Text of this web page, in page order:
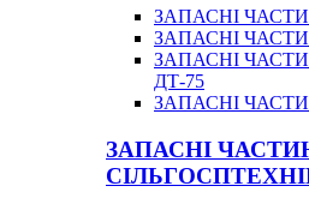
ЗАПАСНІ
ЗАПАСНІ
ЗАПАСНІ
ДТ-75
ЗАПАСНІ
ЗАПАСНІ